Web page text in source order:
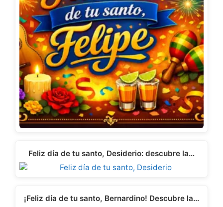
Feliz día de tu santo, Desiderio: descubre la…
¡Feliz día de tu santo, Bernardino! Descubre la…